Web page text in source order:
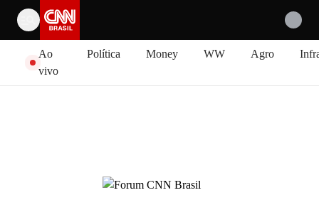
Ao
vivo
Política Money WW Agro